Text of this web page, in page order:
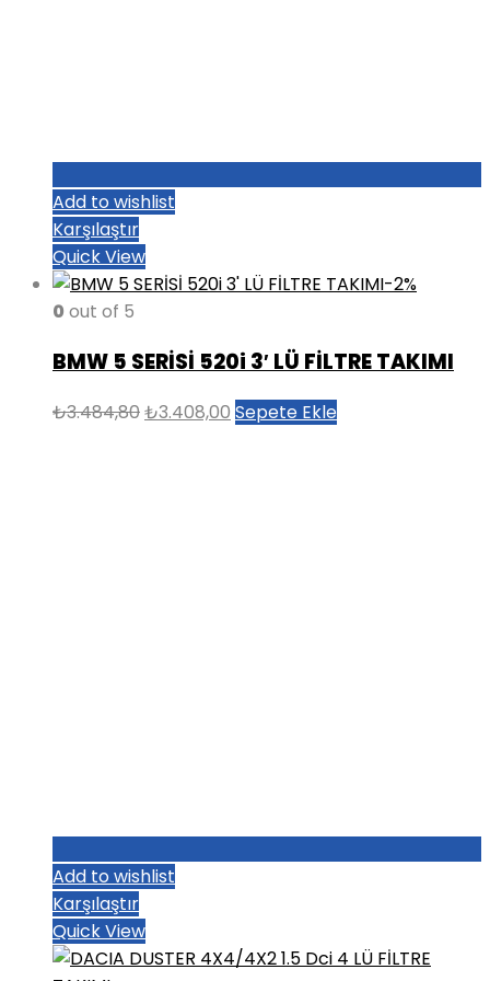
Add to wishlist
Karşılaştır
Quick View
-2%
0 out of 5
BMW 5 SERİSİ 520i 3′ LÜ FİLTRE TAKIMI
₺3.484,80Orijinal
₺3.408,00 Şu
Sepete Ekle
Add to wishlist
Karşılaştır
Quick View